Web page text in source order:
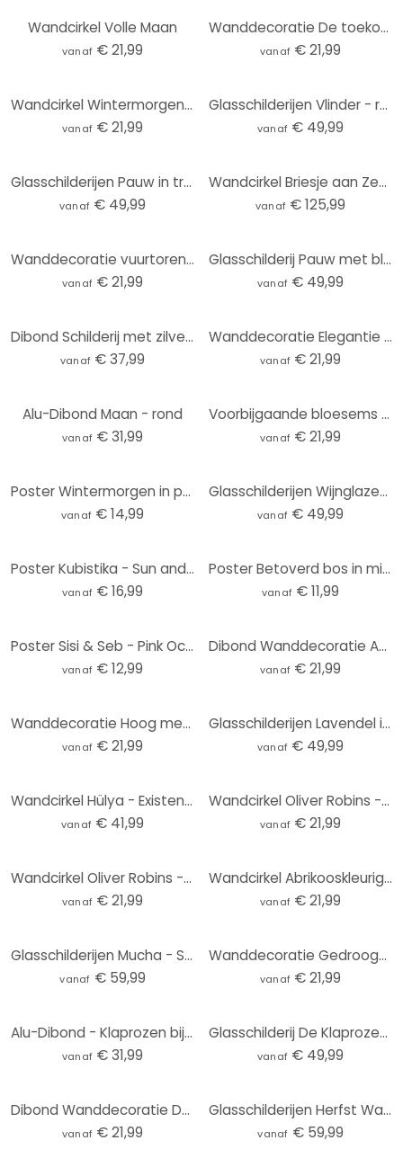
Wandcirkel Volle Maan
vanaf € 21,99
Wanddecoratie De toekomst is vrouwelijk - Grace Digital Art - Alu-Dibond Rond
vanaf € 21,99
Wandcirkel Wintermorgen in perzikkleur - Kubistika
vanaf € 21,99
Glasschilderijen Vlinder - rond
vanaf € 49,99
Glasschilderijen Pauw in tropische tuin op mozaïek - Bloemdecor - Rond
vanaf € 49,99
Wandcirkel Briesje aan Zee (3-delig)
vanaf € 125,99
Wanddecoratie vuurtoren aan de kust van Sylt - Eisenmann - Alu-Dibond rond
vanaf € 21,99
Glasschilderij Pauw met bloemen - Haase
vanaf € 49,99
Dibond Schilderij met zilver effect Volle Maan
vanaf € 37,99
Wanddecoratie Elegantie van de Oceaan - Gouden stromen - Alpenglow Workshop - Alu-Dibond Rond
vanaf € 21,99
Alu-Dibond Maan - rond
vanaf € 31,99
Voorbijgaande bloesems - Boomkind - Aluminium dibond rond
vanaf € 21,99
Poster Wintermorgen in perzikkleur - Kubistika
vanaf € 14,99
Glasschilderijen Wijnglazen - rond
vanaf € 49,99
Poster Kubistika - Sun and Moon
vanaf € 16,99
Poster Betoverd bos in middernachtblauw - DigitalArtsi - Rond
vanaf € 11,99
Poster Sisi & Seb - Pink Ocean
vanaf € 12,99
Dibond Wanddecoratie Abstract landschap met metallic kleuren - Alma
vanaf € 21,99
Wanddecoratie Hoog met de heteluchtballonnen - Goed Blauw - Alu-Dibond Rond
vanaf € 21,99
Glasschilderijen Lavendel in de Provence - rond
vanaf € 49,99
Wandcirkel Hülya - Existence
vanaf € 41,99
Wandcirkel Oliver Robins - Ark van Noach
vanaf € 21,99
Wandcirkel Oliver Robins - Schattige Bosdiertjes
vanaf € 21,99
Wandcirkel Abrikooskleurige zon - Kubistika
vanaf € 21,99
Glasschilderijen Mucha - Sleutelbloem
vanaf € 59,99
Wanddecoratie Gedroogde bloemen in zachte tinten - Annie - Alu-Dibond Rond
vanaf € 21,99
Alu-Dibond - Klaprozen bij zonsondergang - rond
vanaf € 31,99
Glasschilderij De Klaprozen - rond
vanaf € 49,99
Dibond Wanddecoratie Duinen aan de Nederlandse kust - Zwart
vanaf € 21,99
Glasschilderijen Herfst Waterval - Rond
vanaf € 59,99